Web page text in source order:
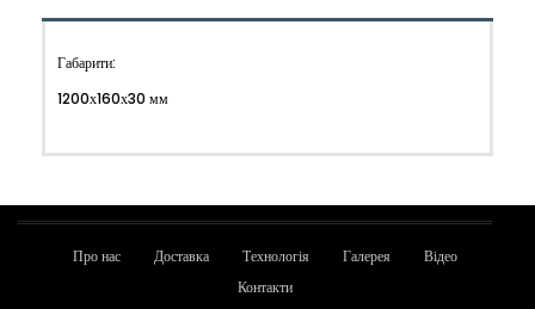
Габарити:
1200х160х30 мм
Про нас Доставка Технологія Галерея
Відео
Контакти